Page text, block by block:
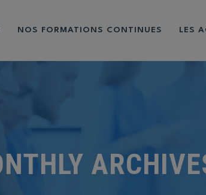
NOS FORMATIONS CONTINUES LES